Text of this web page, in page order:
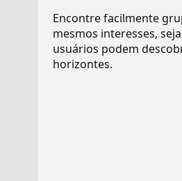
Encontre facilmente
mesmos interesses,
usuários podem
horizontes.